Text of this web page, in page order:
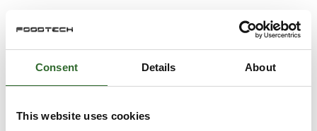
Consent Details About
This website uses cookies